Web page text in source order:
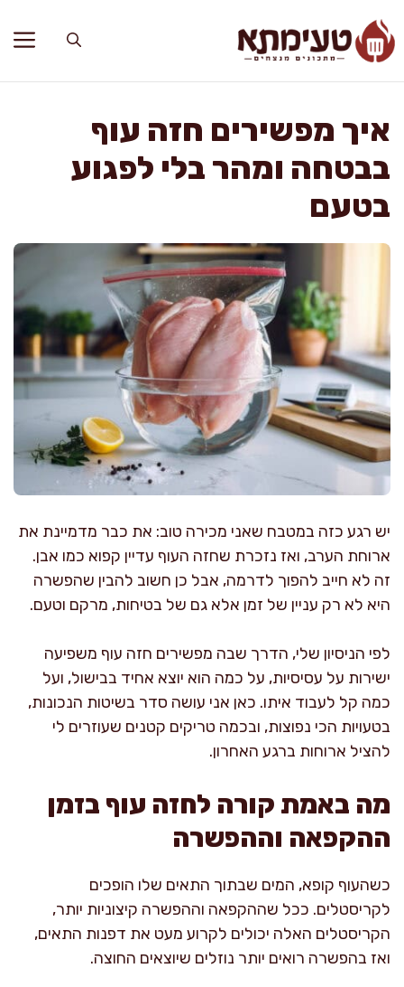
לתוכן
איך מפשירים חזה עוף
בבטחה ומהר בלי לפגוע
בטעם
יש רגע כזה במטבח שאני מכירה טוב: את כבר מדמיינת את
ארוחת הערב, ואז נזכרת שחזה העוף עדיין קפוא כמו אבן.
זה לא חייב להפוך לדרמה, אבל כן חשוב להבין שהפשרה
היא לא רק עניין של זמן אלא גם של בטיחות, מרקם וטעם.
לפי הניסיון שלי, הדרך שבה מפשירים חזה עוף משפיעה
ישירות על עסיסיות, על כמה הוא יוצא אחיד בבישול, ועל
כמה קל לעבוד איתו. כאן אני עושה סדר בשיטות הנכונות,
בטעויות הכי נפוצות, ובכמה טריקים קטנים שעוזרים לי
להציל ארוחות ברגע האחרון.
מה באמת קורה לחזה עוף בזמן
ההקפאה וההפשרה
כשהעוף קופא, המים שבתוך התאים שלו הופכים
לקריסטלים. ככל שההקפאה וההפשרה קיצוניות יותר,
הקריסטלים האלה יכולים לקרוע מעט את דפנות התאים,
ואז בהפשרה רואים יותר נוזלים שיוצאים החוצה.